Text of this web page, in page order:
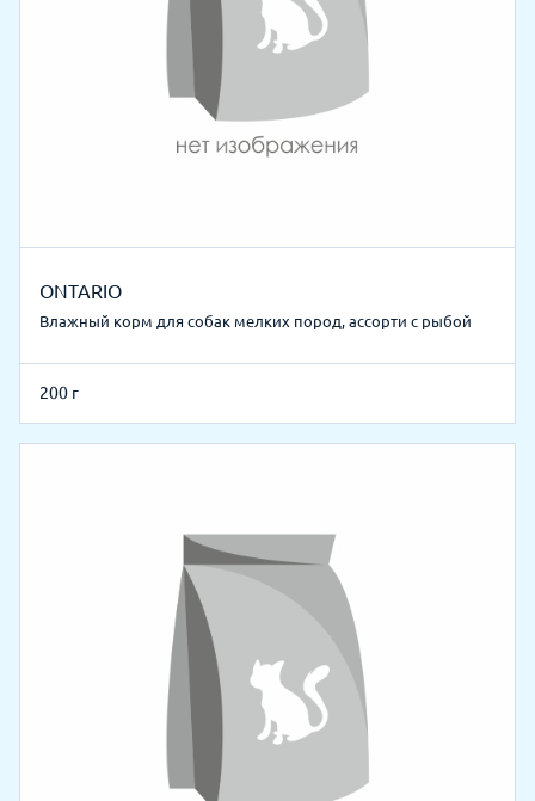
ONTARIO
Влажный корм для собак мелких пород, ассорти с рыбой
200 г